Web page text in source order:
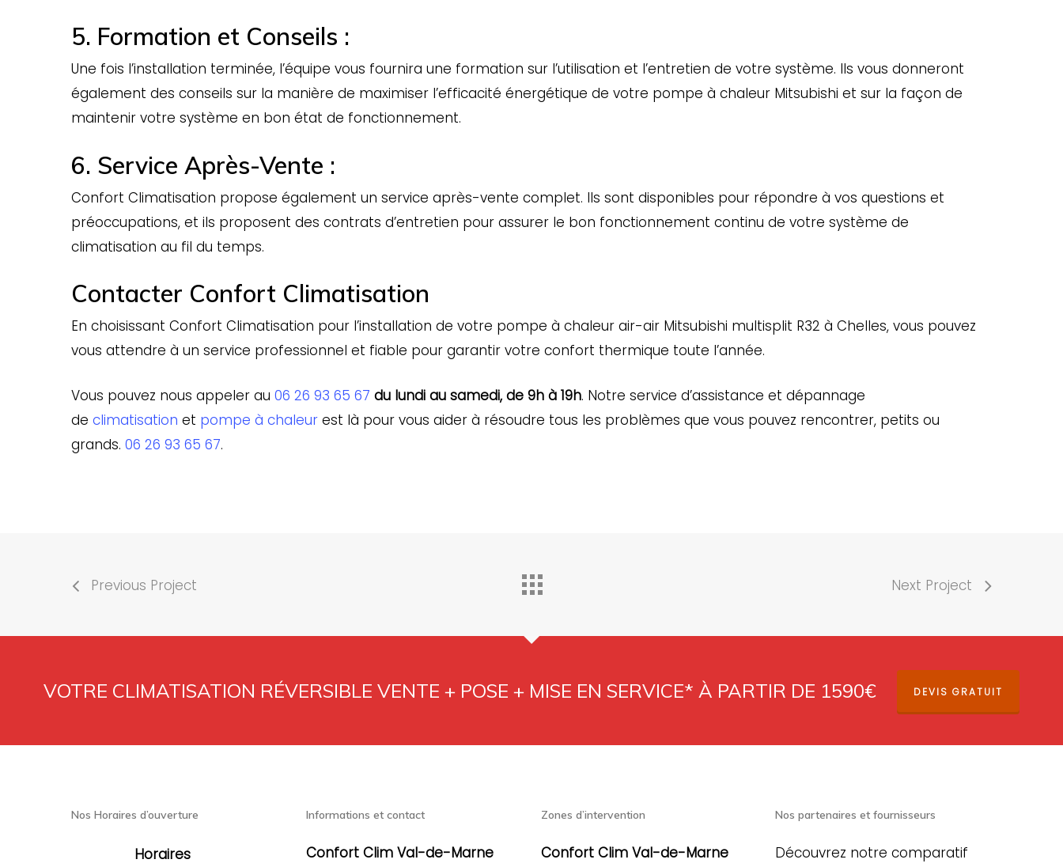
5. Formation et Conseils :
Une fois l’installation terminée, l’équipe vous fournira une formation sur l’utilisation et l’entretien de votre système. Ils vous donneront
également des conseils sur la manière de maximiser l’efficacité énergétique de votre pompe à chaleur Mitsubishi et sur la façon de
maintenir votre système en bon état de fonctionnement.
6. Service Après-Vente :
Confort Climatisation propose également un service après-vente complet. Ils sont disponibles pour répondre à vos questions et
préoccupations, et ils proposent des contrats d’entretien pour assurer le bon fonctionnement continu de votre système de
climatisation au fil du temps.
Contacter Confort Climatisation
En choisissant Confort Climatisation pour l’installation de votre pompe à chaleur air-air Mitsubishi multisplit R32 à Chelles, vous pouvez
vous attendre à un service professionnel et fiable pour garantir votre confort thermique toute l’année.
Vous pouvez nous appeler au06 26 93 65 67 du lundi au samedi, de 9h à 19h. Notre service d’assistance et dépannage
declimatisation et pompe à chaleur est là pour vous aider à résoudre tous les problèmes que vous pouvez rencontrer, petits ou
grands.06 26 93 65 67.
Previous Project Next Project
VOTRE CLIMATISATION RÉVERSIBLE VENTE + POSE + MISE EN SERVICE* À PARTIR DE 1590€ DEVIS GRATUIT
Nos Horaires d’ouverture
Horaires
Informations et contact
Confort Clim Val-de-Marne
Zones d’intervention
Confort Clim Val-de-Marne
Nos partenaires et fournisseurs
Découvrez notre comparatif